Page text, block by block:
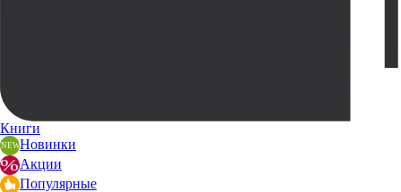
Книги
Новинки
Акции
Популярные